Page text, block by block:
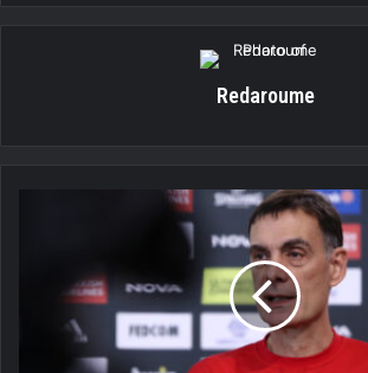
Redaroume
παγίδα"